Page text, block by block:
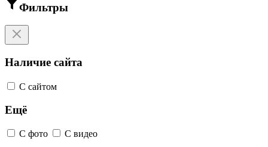
Фильтры
Наличие сайта
С сайтом
Ещё
С фото С видео